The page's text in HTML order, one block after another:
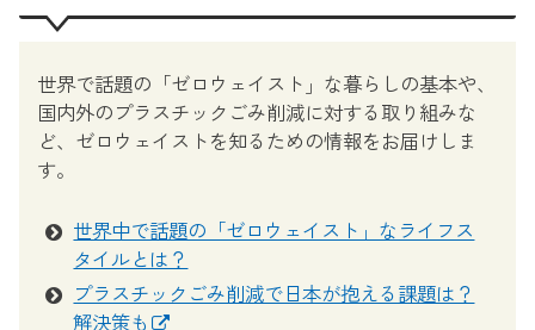
世界で話題の「ゼロウェイスト」な暮らしの基本や、
国内外のプラスチックごみ削減に対する取り組みな
ど、ゼロウェイストを知るための情報をお届けしま
す。
世界中で話題の「ゼロウェイスト」なライフス
タイルとは？
プラスチックごみ削減で日本が抱える課題は？
解決策も